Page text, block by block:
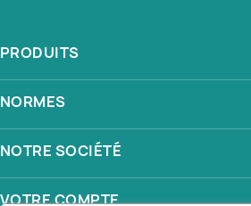
PRODUITS
NORMES
NOTRE SOCIÉTÉ
VOTRE COMPTE